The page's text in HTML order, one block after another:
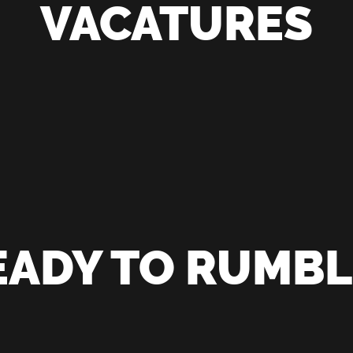
VACATURES
TO